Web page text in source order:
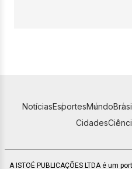
NotíciasEsportesMundo
Cidades
A ISTOÉ PUBLICAÇÕES LTDA é um